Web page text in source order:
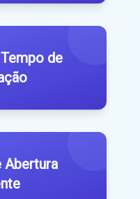
de
Abertura